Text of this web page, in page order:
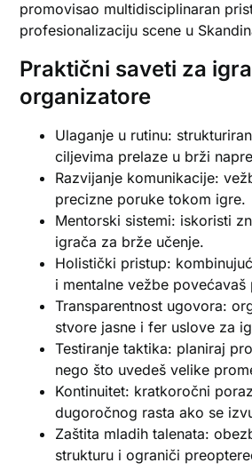
promovisao multidisciplinaran
profesionalizaciju scene u
Praktični saveti za
organizatore
Ulaganje u rutinu:
ciljevima prelaze u brži
Razvijanje komunikacije:
precizne poruke tokom igre.
Mentorski sistemi: iskoristi
igrača za brže učenje.
Holistički pristup:
i mentalne vežbe povećavaš
Transparentnost ugovora:
stvore jasne i fer uslove za
Testiranje taktika: planiraj
nego što uvedeš velike
Kontinuitet: kratkoročni
dugoročnog rasta ako se
Zaštita mladih talenata:
strukturu i ograniči